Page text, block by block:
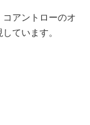
アントローのオ
ています。